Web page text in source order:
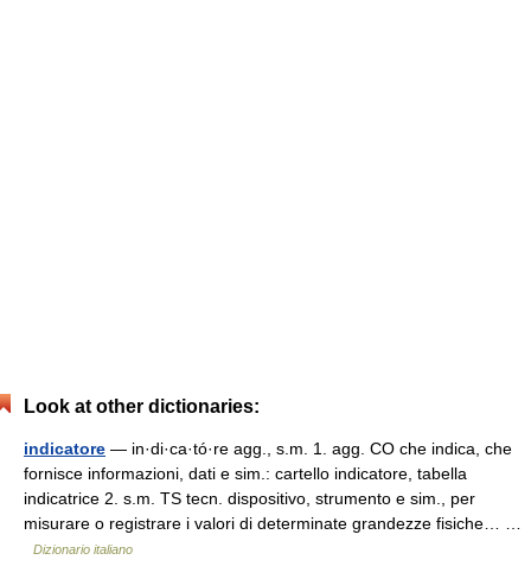
Look at other dictionaries:
indicatore — in·di·ca·tó·re agg., s.m. 1. agg. CO che indica, che
fornisce informazioni, dati e sim.: cartello indicatore, tabella
indicatrice 2. s.m. TS tecn. dispositivo, strumento e sim., per
misurare o registrare i valori di determinate grandezze fisiche… …
Dizionario italiano